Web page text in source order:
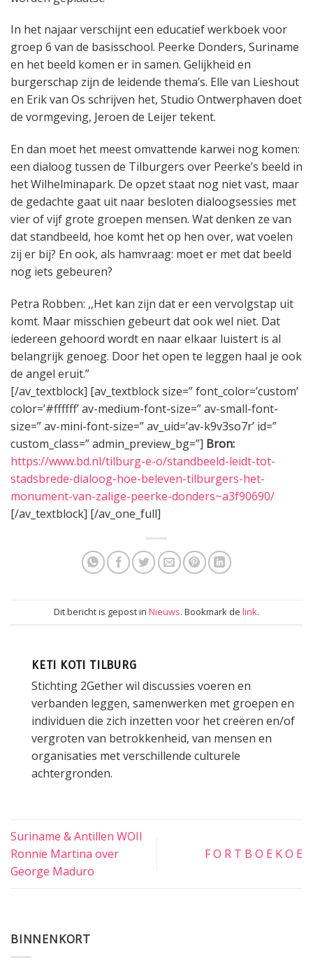
In het najaar verschijnt een educatief werkboek voor
groep 6 van de basisschool. Peerke Donders, Suriname
en het beeld komen er in samen. Gelijkheid en
burgerschap zijn de leidende thema’s. Elle van Lieshout
en Erik van Os schrijven het, Studio Ontwerphaven doet
de vormgeving, Jeroen de Leijer tekent.
En dan moet het meest omvattende karwei nog komen:
een dialoog tussen de Tilburgers over Peerke’s beeld in
het Wilhelminapark. De opzet staat nog niet vast, maar
de gedachte gaat uit naar besloten dialoogsessies met
vier of vijf grote groepen mensen. Wat denken ze van
dat standbeeld, hoe komt het op hen over, wat voelen
zij er bij? En ook, als hamvraag: moet er met dat beeld
nog iets gebeuren?
Petra Robben: ,,Het kan zijn dat er een vervolgstap uit
komt. Maar misschien gebeurt dat ook wel niet. Dat
iedereen gehoord wordt en naar elkaar luistert is al
belangrijk genoeg. Door het open te leggen haal je ook
de angel eruit.”
[/av_textblock] [av_textblock size=” font_color=’custom’
color=’#ffffff’ av-medium-font-size=” av-small-font-
size=” av-mini-font-size=” av_uid=’av-k9v3so7r’ id=”
custom_class=” admin_preview_bg=”] Bron:
https://www.bd.nl/tilburg-e-o/standbeeld-leidt-tot-
stadsbrede-dialoog-hoe-beleven-tilburgers-het-
monument-van-zalige-peerke-donders~a3f90690/
[/av_textblock] [/av_one_full]
Dit bericht is gepost in Nieuws. Bookmark de link.
KETI KOTI TILBURG
Stichting 2Gether wil discussies voeren en
verbanden leggen, samenwerken met groepen en
individuen die zich inzetten voor het creëren en/of
vergroten van betrokkenheid, van mensen en
organisaties met verschillende culturele
achtergronden.
Suriname & Antillen WOII
Ronnie Martina over
George Maduro
F O R T B O E K O E
BINNENKORT